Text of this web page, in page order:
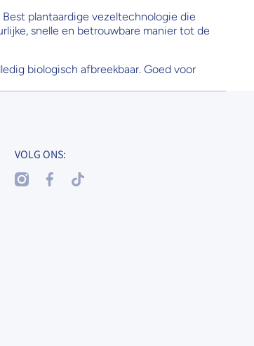
plantaardige vezeltechnologie die
snelle en betrouwbare manier tot de
biologisch afbreekbaar. Goed voor
VOLG ONS:
instagramcom/nenaspetsandhorses
facebookcom/nenasdogscats
tiktokcom/@nenaspetsnl